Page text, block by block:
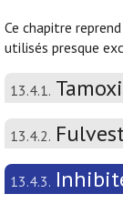
Ce chapitre
utilisés presque
13.4.1.
13.4.2.
13.4.3.